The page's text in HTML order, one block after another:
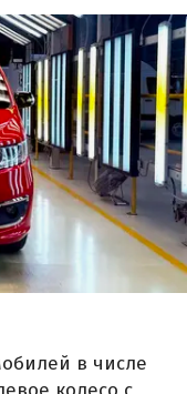
в числе